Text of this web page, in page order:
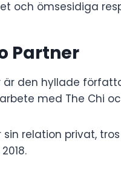
och ömsesidiga
Partner
är den hyllade
med The Chi
sin relation privat,